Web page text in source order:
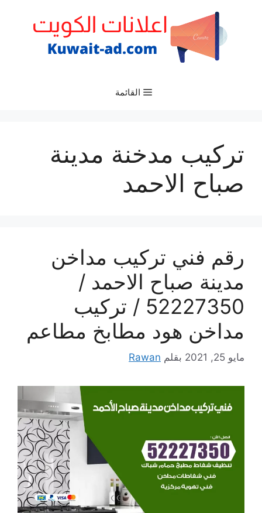
القائمة
تركيب مدخنة مدينة
صباح الاحمد
رقم فني تركيب مداخن
مدينة صباح الاحمد /
52227350 / تركيب
مداخن هود مطابخ مطاعم
مايو 25, 2021 بقلم Rawan